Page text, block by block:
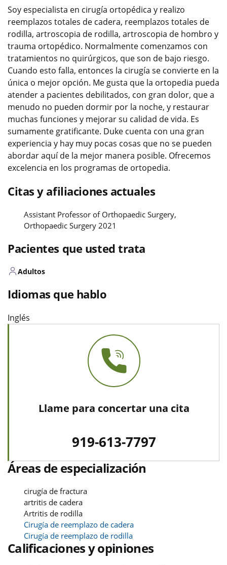
Soy especialista en cirugía ortopédica y realizo
reemplazos totales de cadera, reemplazos totales de
rodilla, artroscopia de rodilla, artroscopia de hombro y
trauma ortopédico. Normalmente comenzamos con
tratamientos no quirúrgicos, que son de bajo riesgo.
Cuando esto falla, entonces la cirugía se convierte en la
única o mejor opción. Me gusta que la ortopedia pueda
atender a pacientes debilitados, con gran dolor, que a
menudo no pueden dormir por la noche, y restaurar
muchas funciones y mejorar su calidad de vida. Es
sumamente gratificante. Duke cuenta con una gran
experiencia y hay muy pocas cosas que no se pueden
abordar aquí de la mejor manera posible. Ofrecemos
excelencia en los programas de ortopedia.
Citas y afiliaciones actuales
Assistant Professor of Orthopaedic Surgery,
Orthopaedic Surgery 2021
Pacientes que usted trata
Adultos
Idiomas que hablo
Inglés
Llame para concertar una cita
919-613-7797
Áreas de especialización
cirugía de fractura
artritis de cadera
Artritis de rodilla
Cirugía de reemplazo de cadera
Cirugía de reemplazo de rodilla
Calificaciones y opiniones